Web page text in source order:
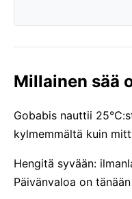
Millainen sää
Gobabis nauttii
kylmemmältä kuin
Hengitä syvään:
Päivänvaloa on